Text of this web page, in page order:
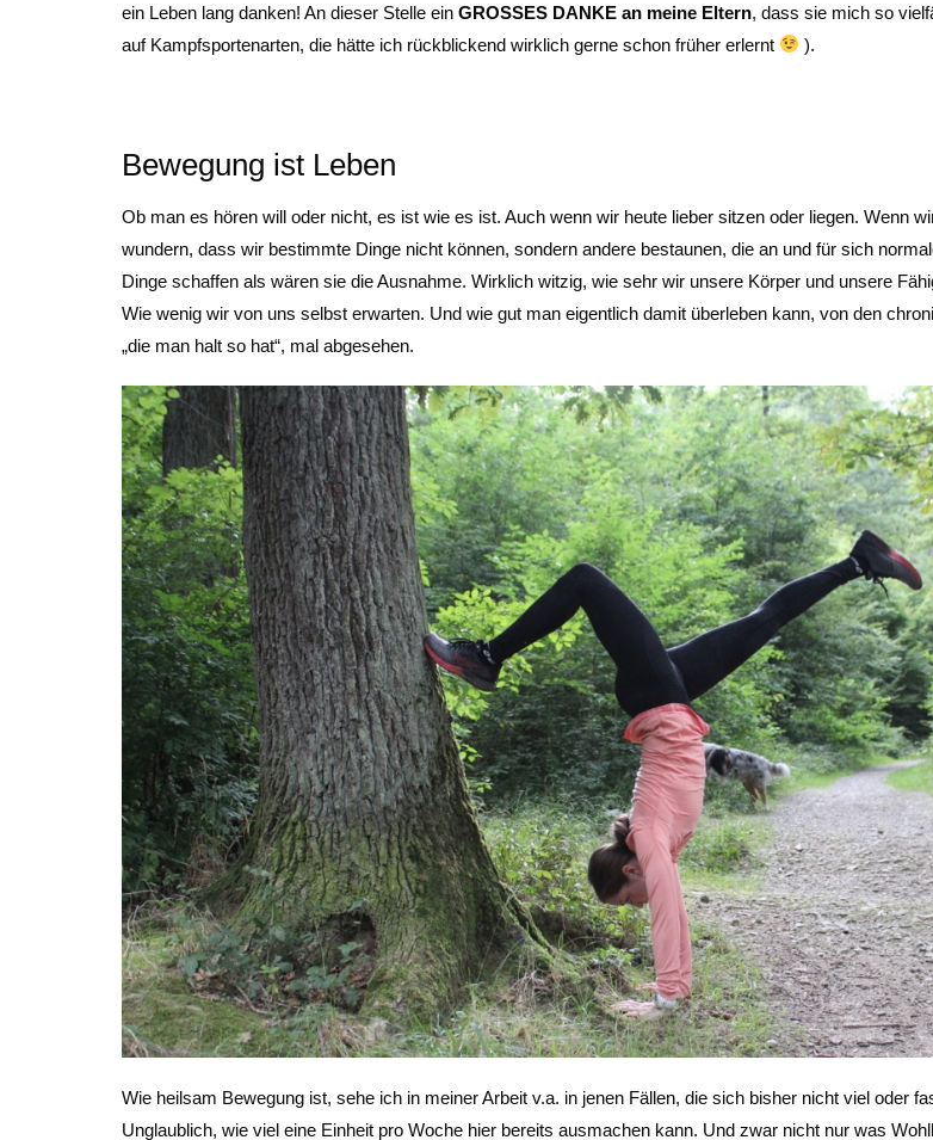
ein Leben lang danken! An dieser Stelle ein GROSSES DANKE an meine Eltern, dass sie mich so
auf Kampfsportenarten, die hätte ich rückblickend wirklich gerne schon früher erlernt
).
Bewegung ist Leben
Ob man es hören will oder nicht, es ist wie es ist. Auch wenn wir heute lieber sitzen oder liegen. Wenn
wundern, dass wir bestimmte Dinge nicht können, sondern andere bestaunen, die an und für sich
Dinge schaffen als wären sie die Ausnahme. Wirklich witzig, wie sehr wir unsere Körper und unsere
Wie wenig wir von uns selbst erwarten. Und wie gut man eigentlich damit überleben kann, von den
„die man halt so hat“, mal abgesehen.
Wie heilsam Bewegung ist, sehe ich in meiner Arbeit v.a. in jenen Fällen, die sich bisher nicht viel oder
Unglaublich, wie viel eine Einheit pro Woche hier bereits ausmachen kann. Und zwar nicht nur was